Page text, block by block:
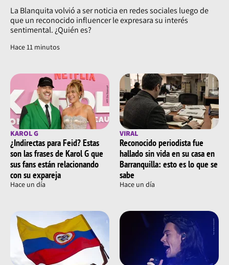
La Blanquita volvió a ser noticia en redes sociales luego de
que un reconocido influencer le expresara su interés
sentimental. ¿Quién es?
Hace 11 minutos
KAROL G
¿Indirectas para Feid? Estas
son las frases de Karol G que
sus fans están relacionando
con su expareja
Hace un día
VIRAL
Reconocido periodista fue
hallado sin vida en su casa en
Barranquilla: esto es lo que se
sabe
Hace un día